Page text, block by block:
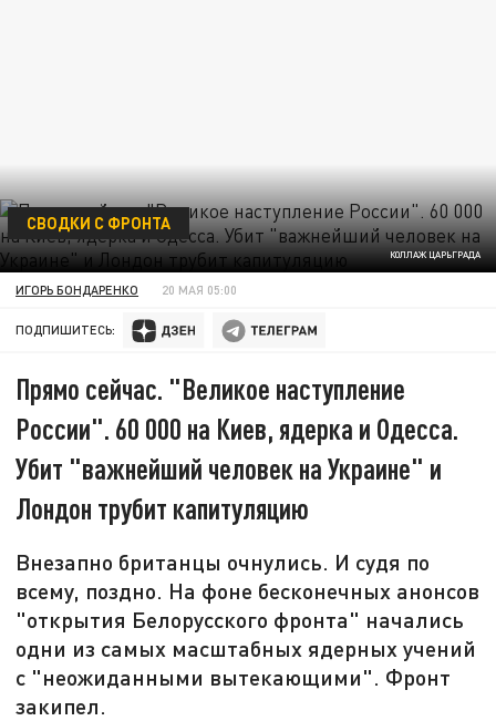
КОЛЛАЖ ЦАРЬГРАДА
СВОДКИ С ФРОНТА
ИГОРЬ БОНДАРЕНКО 20 МАЯ 05:00
ПОДПИШИТЕСЬ:
Прямо сейчас. "Великое наступление
России". 60 000 на Киев, ядерка и Одесса.
Убит "важнейший человек на Украине" и
Лондон трубит капитуляцию
Внезапно британцы очнулись. И судя по
всему, поздно. На фоне бесконечных анонсов
"открытия Белорусского фронта" начались
одни из самых масштабных ядерных учений
с "неожиданными вытекающими". Фронт
закипел.